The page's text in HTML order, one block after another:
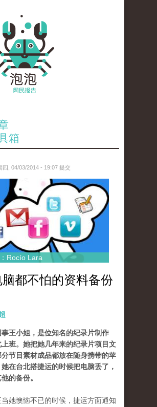
箱
四, 04/03/2014 - 19:07 提交
Rocío Lara
都不怕的资料备份
王小姐，是位知名的纪录片制作
上班。她把她几年来的纪录片项目文
节目素材成品都放在随身携带的苹
在台北搭捷运的时候把电脑丢了，
的备份。
她懊恼不已的时候，捷运方面通知